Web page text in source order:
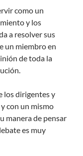
como un
y los
a resolver sus
un miembro en
de toda la
los dirigentes y
con un mismo
manera de pensar
es muy